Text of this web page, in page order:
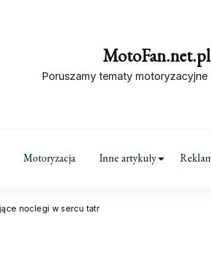
MotoFan.net.pl
Poruszamy tematy motoryzacyjne
Motoryzacja Inne artykuły
noclegi w sercu tatr